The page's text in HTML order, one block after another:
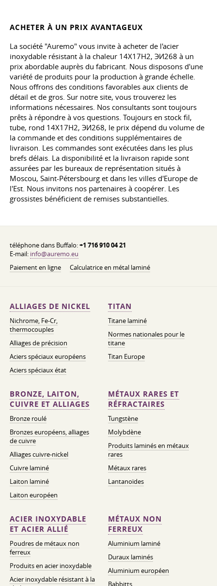
ACHETER À UN PRIX AVANTAGEUX
La société "Auremo" vous invite à acheter de l'acier
inoxydable résistant à la chaleur 14Х17Н2, ЭИ268 à un
prix abordable auprès du fabricant. Nous disposons d'une
variété de produits pour la production à grande échelle.
Nous offrons des conditions favorables aux clients de
détail et de gros. Sur notre site, vous trouverez les
informations nécessaires. Nos consultants sont toujours
prêts à répondre à vos questions. Toujours en stock fil,
tube, rond 14Х17Н2, ЭИ268, le prix dépend du volume de
la commande et des conditions supplémentaires de
livraison. Les commandes sont exécutées dans les plus
brefs délais. La disponibilité et la livraison rapide sont
assurées par les bureaux de représentation situés à
Moscou, Saint-Pétersbourg et dans les villes d'Europe de
l'Est. Nous invitons nos partenaires à coopérer. Les
grossistes bénéficient de remises substantielles.
téléphone dans Buffalo:+1 716 910 04 21
E-mail: info@auremo.eu
Paiement en ligne
Calculatrice en métal laminé
ALLIAGES DE NICKEL
Nichrome, Fe-Cr,
thermocouples
Alliages de précision
Aciers spéciaux européens
Aciers spéciaux état
TITAN
Titane laminé
Normes nationales pour le
titane
Titan Europe
BRONZE, LAITON,
CUIVRE ET ALLIAGES
Bronze roulé
Bronzes européens, alliages
de cuivre
Alliages cuivre-nickel
Cuivre laminé
Laiton laminé
Laiton européen
MÉTAUX RARES ET
RÉFRACTAIRES
Tungstène
Molybdène
Produits laminés en métaux
rares
Métaux rares
Lantanoïdes
ACIER INOXYDABLE
ET ACIER ALLIÉ
Poudres de métaux non
ferreux
Produits en acier inoxydable
Acier inoxydable résistant à la
MÉTAUX NON
FERREUX
Aluminium laminé
Duraux laminés
Aluminium européen
Babbitts